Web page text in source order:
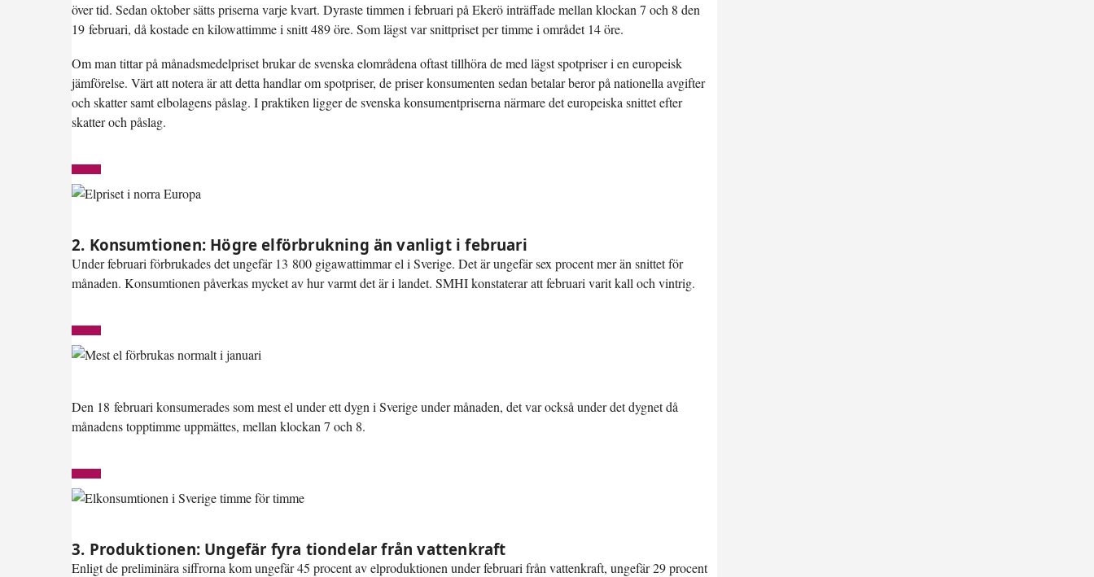
över tid. Sedan oktober sätts priserna varje kvart. Dyraste timmen i februari på Ekerö inträffade mellan klockan 7 och 8 den
19 februari, då kostade en kilowattimme i snitt 489 öre. Som lägst var snittpriset per timme i området 14 öre.
Om man tittar på månadsmedelpriset brukar de svenska elområdena oftast tillhöra de med lägst spotpriser i en europeisk
jämförelse. Värt att notera är att detta handlar om spotpriser, de priser konsumenten sedan betalar beror på nationella avgifter
och skatter samt elbolagens påslag. I praktiken ligger de svenska konsumentpriserna närmare det europeiska snittet efter
skatter och påslag.
2. Konsumtionen: Högre elförbrukning än vanligt i februari
Under februari förbrukades det ungefär 13 800 gigawattimmar el i Sverige. Det är ungefärsex procent mer än snittetför
månaden. Konsumtionen påverkas mycket av hur varmt det är i landet. SMHI konstaterar att februari varit kall och vintrig.
Den 18 februari konsumerades som mest el under ett dygn i Sverige under månaden, det var också under det dygnet då
månadens topptimme uppmättes, mellan klockan 7 och 8.
3. Produktionen: Ungefär fyra tiondelar från vattenkraft
Enligt de preliminära siffrorna kom ungefär 45 procent av elproduktionen under februari från vattenkraft, ungefär 29 procent